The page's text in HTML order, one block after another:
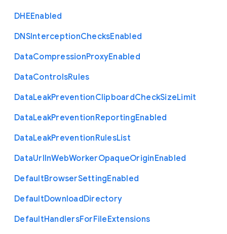
DHEEnabled
DNSInterceptionChecksEnabled
DataCompressionProxyEnabled
DataControlsRules
DataLeakPreventionClipboardCheckSizeLimit
DataLeakPreventionReportingEnabled
DataLeakPreventionRulesList
DataUrlInWebWorkerOpaqueOriginEnabled
DefaultBrowserSettingEnabled
DefaultDownloadDirectory
DefaultHandlersForFileExtensions